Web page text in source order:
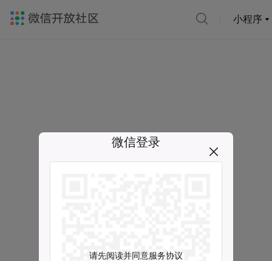
小程序
微信登录
请先阅读并同意服务协议